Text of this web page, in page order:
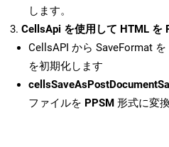
します。
CellsApi を使用して HTML を
CellsAPI から SaveFormat を
を初期化します
ファイルを PPSM 形式に変